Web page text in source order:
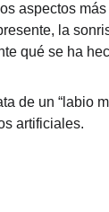
aspectos
la
qué se ha
de un “labio
artificiales.